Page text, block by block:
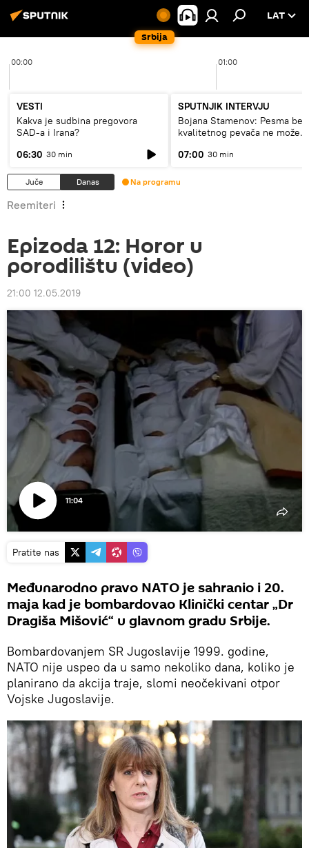
Srbija
LAT
00:00 01:00
VESTI
Kakva je sudbina pregovora
SAD-a i Irana?
06:30 30 min
SPUTNJIK INTERVJU
Bojana Stamenov: Pesma bez
kvalitetnog pevača ne može
07:00 30 min
Juče Danas Na programu
Reemiteri
Epizoda 12: Horor u
porodilištu (video)
21:00 12.05.2019
Play
11:04
Pratite nas
Međunarodno pravo NATO je sahranio i 20.
maja kad je bombardovao Klinički centar „Dr
Dragiša Mišović“ u glavnom gradu Srbije.
Bombardovanjem SR Jugoslavije 1999. godine,
NATO nije uspeo da u samo nekoliko dana, koliko je
planirano da akcija traje, slomi neočekivani otpor
Vojske Jugoslavije.